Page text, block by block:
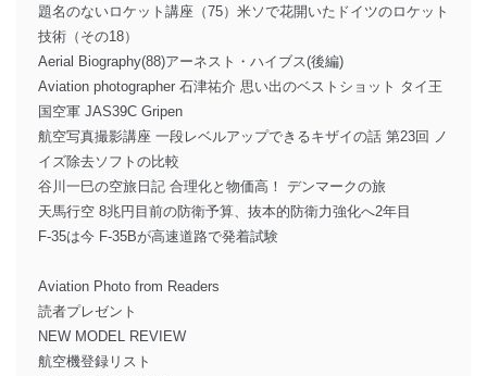
題名のないロケット講座（75）米ソで花開いたドイツのロケット
技術（その18）
Aerial Biography(88)アーネスト・ハイブス(後編)
Aviation photographer 石津祐介 思い出のベストショット タイ王
国空軍 JAS39C Gripen
航空写真撮影講座 一段レベルアップできるキザイの話 第23回 ノ
イズ除去ソフトの比較
谷川一巳の空旅日記 合理化と物価高！ デンマークの旅
天馬行空 8兆円目前の防衛予算、抜本的防衛力強化へ2年目
F-35は今 F-35Bが高速道路で発着試験
Aviation Photo from Readers
読者プレゼント
NEW MODEL REVIEW
航空機登録リスト